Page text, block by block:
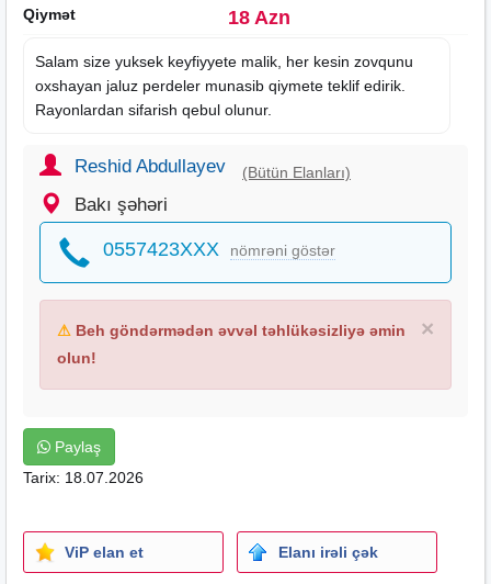
Qiymət
18 Azn
Salam size yuksek keyfiyyete malik, her kesin zovqunu
oxshayan jaluz perdeler munasib qiymete teklif edirik.
Rayonlardan sifarish qebul olunur.
Reshid Abdullayev (Bütün Elanları)
Bakı şəhəri
0557423XXX nömrəni göstər
×
⚠ Beh göndərmədən əvvəl təhlükəsizliyə əmin
olun!
Paylaş
Tarix: 18.07.2026
ViP elan et Elanı irəli çək